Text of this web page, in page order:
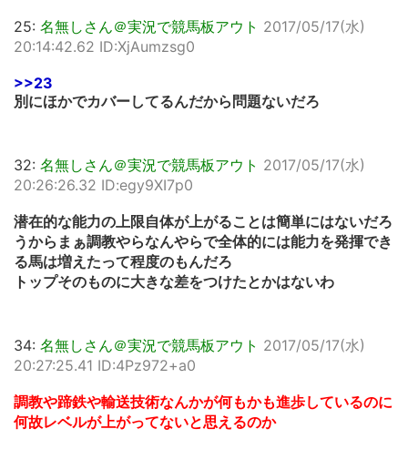
25: 名無しさん＠実況で競馬板アウト 2017/05/17(水)
20:14:42.62 ID:XjAumzsg0
>>23
別にほかでカバーしてるんだから問題ないだろ
32: 名無しさん＠実況で競馬板アウト 2017/05/17(水)
20:26:26.32 ID:egy9XI7p0
潜在的な能力の上限自体が上がることは簡単にはないだろ
うからまぁ調教やらなんやらで全体的には能力を発揮でき
る馬は増えたって程度のもんだろ
トップそのものに大きな差をつけたとかはないわ
34: 名無しさん＠実況で競馬板アウト 2017/05/17(水)
20:27:25.41 ID:4Pz972+a0
調教や蹄鉄や輸送技術なんかが何もかも進歩しているのに
何故レベルが上がってないと思えるのか